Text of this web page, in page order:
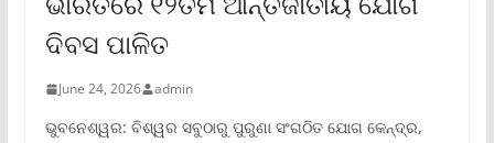
ଦିବସ ପାଳିତ
June 24, 2026 admin
ଭୁବନେଶ୍ୱର: ବିଶ୍ୱର ସବୁଠାରୁ ପୁରୁଣା ସଂଗଠିତ ଯୋଗ କେନ୍ଦ୍ର,